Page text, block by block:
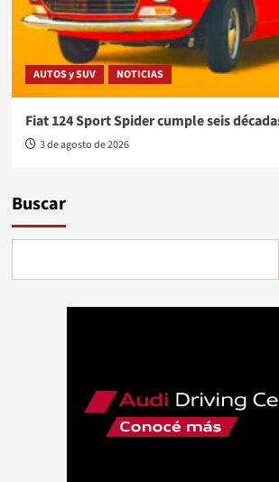
AUTOS y SUV NOTICIAS
Fiat 124 Sport Spider cumple seis
3 de agosto de 2026
Buscar